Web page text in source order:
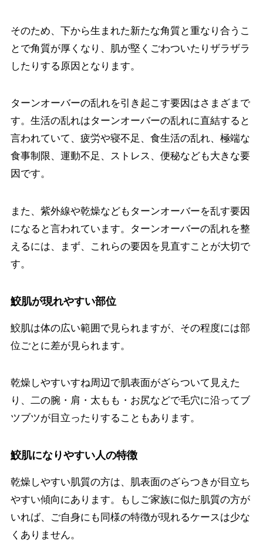
そのため、下から生まれた新たな角質と重なり合うこ
とで角質が厚くなり、肌が堅くごわついたりザラザラ
したりする原因となります。
ターンオーバーの乱れを引き起こす要因はさまざまで
す。生活の乱れはターンオーバーの乱れに直結すると
言われていて、疲労や寝不足、食生活の乱れ、極端な
食事制限、運動不足、ストレス、便秘なども大きな要
因です。
また、紫外線や乾燥などもターンオーバーを乱す要因
になると言われています。ターンオーバーの乱れを整
えるには、まず、これらの要因を見直すことが大切で
す。
鮫肌が現れやすい部位
鮫肌は体の広い範囲で見られますが、その程度には部
位ごとに差が見られます。
乾燥しやすいすね周辺で肌表面がざらついて見えた
り、二の腕・肩・太もも・お尻などで毛穴に沿ってブ
ツブツが目立ったりすることもあります。
鮫肌になりやすい人の特徴
乾燥しやすい肌質の方は、肌表面のざらつきが目立ち
やすい傾向にあります。もしご家族に似た肌質の方が
いれば、ご自身にも同様の特徴が現れるケースは少な
くありません。